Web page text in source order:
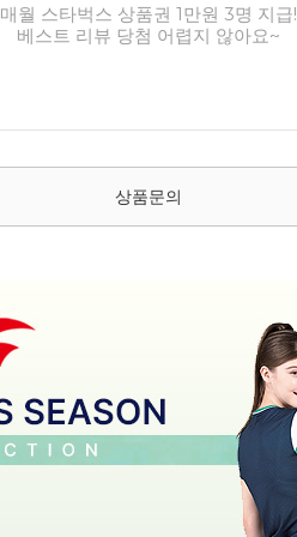
매월 스타벅스 상품권 1만원 3명 지급!
베스트 리뷰 당첨 어렵지 않아요~
상품문의